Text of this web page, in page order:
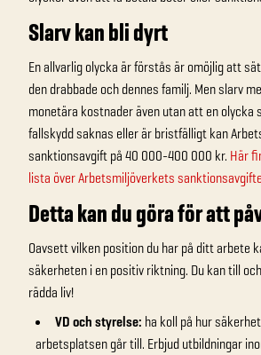
Slarv kan bli dyrt
En allvarlig olycka är förstås är omöjlig att
den drabbade och dennes familj. Men slarv
monetära kostnader även utan att en olycka
fallskydd saknas eller är bristfälligt kan
sanktionsavgift på 40 000-400 000 kr. Här
lista över Arbetsmiljöverkets
Detta kan du göra för att
Oavsett vilken position du har på ditt arbete
säkerheten i en positiv riktning. Du kan till
rädda liv!
VD och styrelse: ha koll på hur
arbetsplatsen går till. Erbjud utbildningar